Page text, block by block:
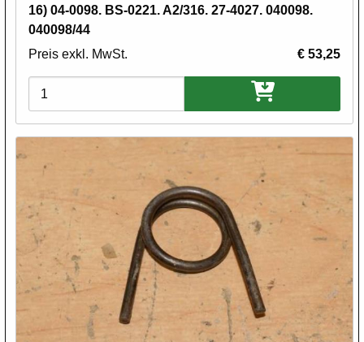
16) 04-0098. BS-0221. A2/316. 27-4027. 040098.
040098/44
Preis exkl. MwSt.
€ 53,25
Varianten